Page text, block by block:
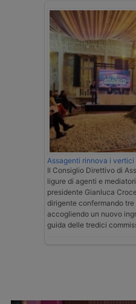
Assagenti rinnova i vertici
Il Consiglio Direttivo di
ligure di agenti e
presidente Gianluca
dirigente confermando
accogliendo un nuovo
guida delle tredici